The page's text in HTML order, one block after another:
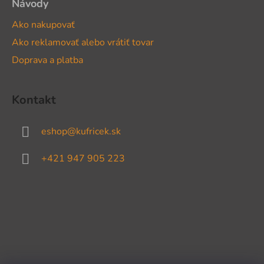
Návody
Ako nakupovať
Ako reklamovať alebo vrátiť tovar
Doprava a platba
Kontakt
eshop@kufricek.sk
+421 947 905 223